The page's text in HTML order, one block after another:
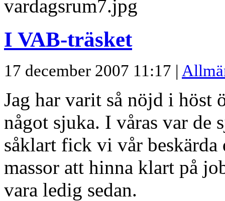
I VAB-träsket
17 december 2007 11:17 |
Jag har varit så nöjd i höst
något sjuka. I våras var de
såklart fick vi vår beskärda
massor att hinna klart på
vara ledig sedan.